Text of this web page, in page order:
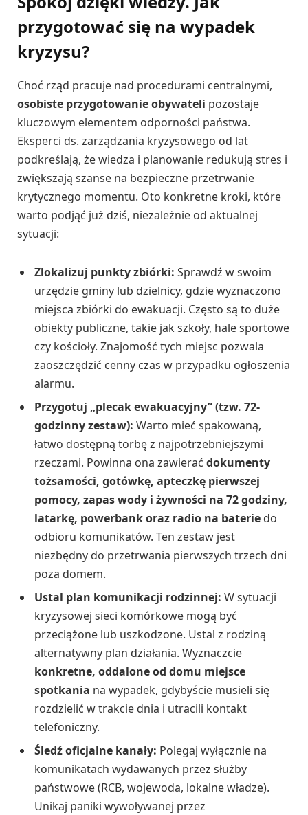
przygotować się na wypadek
kryzysu?
Choć rząd pracuje nad procedurami centralnymi,
osobiste przygotowanie obywateli pozostaje
kluczowym elementem odporności państwa.
Eksperci ds. zarządzania kryzysowego od lat
podkreślają, że wiedza i planowanie redukują stres i
zwiększają szanse na bezpieczne przetrwanie
krytycznego momentu. Oto konkretne kroki, które
warto podjąć już dziś, niezależnie od aktualnej
sytuacji:
Zlokalizuj punkty zbiórki: Sprawdź w swoim
urzędzie gminy lub dzielnicy, gdzie wyznaczono
miejsca zbiórki do ewakuacji. Często są to duże
obiekty publiczne, takie jak szkoły, hale sportowe
czy kościoły. Znajomość tych miejsc pozwala
zaoszczędzić cenny czas w przypadku ogłoszenia
alarmu.
Przygotuj „plecak ewakuacyjny” (tzw. 72-
godzinny zestaw): Warto mieć spakowaną,
łatwo dostępną torbę z najpotrzebniejszymi
rzeczami. Powinna ona zawierać dokumenty
tożsamości, gotówkę, apteczkę pierwszej
pomocy, zapas wody i żywności na 72 godziny,
latarkę, powerbank oraz radio na baterie do
odbioru komunikatów. Ten zestaw jest
niezbędny do przetrwania pierwszych trzech dni
poza domem.
Ustal plan komunikacji rodzinnej: W sytuacji
kryzysowej sieci komórkowe mogą być
przeciążone lub uszkodzone. Ustal z rodziną
alternatywny plan działania. Wyznaczcie
konkretne, oddalone od domu miejsce
spotkania na wypadek, gdybyście musieli się
rozdzielić w trakcie dnia i utracili kontakt
telefoniczny.
Śledź oficjalne kanały: Polegaj wyłącznie na
komunikatach wydawanych przez służby
państwowe (RCB, wojewoda, lokalne władze).
Unikaj paniki wywoływanej przez